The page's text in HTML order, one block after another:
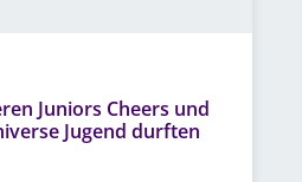
Juniors Cheers und
Jugend durften